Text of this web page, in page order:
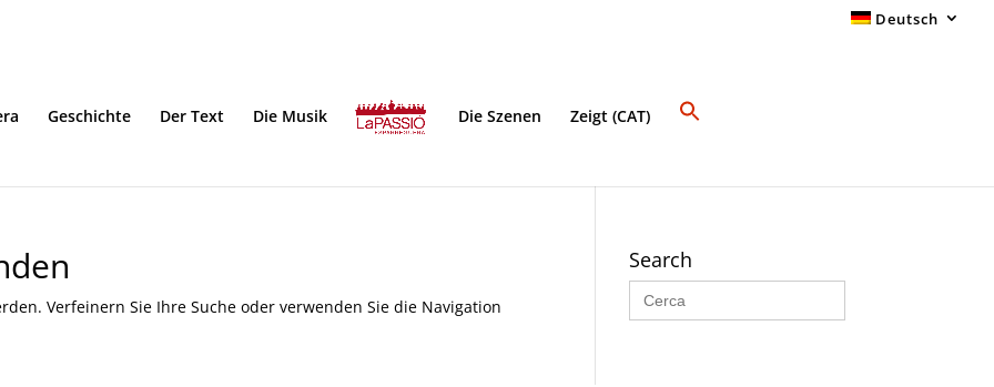
Deutsch
Geschichte Der Text Die Musik Die Szenen Zeigt (CAT)
Verfeinern Sie Ihre Suche oder verwenden Sie die Navigation
Search
Search
for: